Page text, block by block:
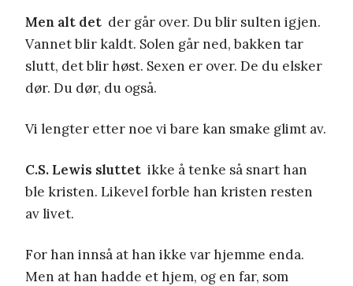
Men alt det der går over. Du blir sulten igjen.
Vannet blir kaldt. Solen går ned, bakken tar
slutt, det blir høst. Sexen er over. De du elsker
dør. Du dør, du også.
Vi lengter etter noe vi bare kan smake glimt av.
C.S. Lewis sluttet ikke å tenke så snart han
ble kristen. Likevel forble han kristen resten
av livet.
For han innså at han ikke var hjemme enda.
Men at han hadde et hjem, og en far, som